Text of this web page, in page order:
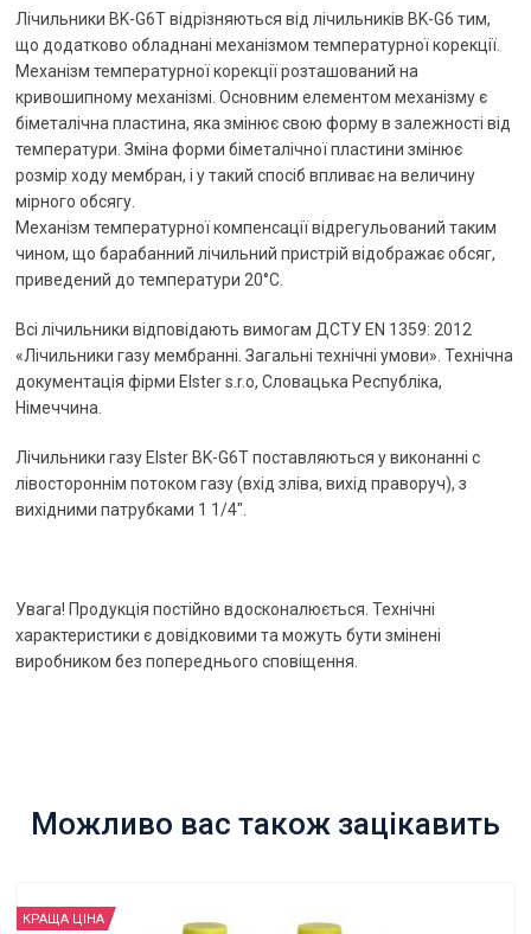
Лічильники BK-G6T відрізняються від лічильників BK-G6 тим,
що додатково обладнані механізмом температурної корекції.
Механізм температурної корекції розташований на
кривошипному механізмі. Основним елементом механізму є
біметалічна пластина, яка змінює свою форму в залежності від
температури. Зміна форми біметалічної пластини змінює
розмір ходу мембран, і у такий спосіб впливає на величину
мірного обсягу.
Механізм температурної компенсації відрегульований таким
чином, що барабанний лічильний пристрій відображає обсяг,
приведений до температури 20°С.
Всі лічильники відповідають вимогам ДСТУ EN 1359: 2012
«Лічильники газу мембранні. Загальні технічні умови». Технічна
документація фірми Elster s.r.o, Словацька Республіка,
Німеччина.
Лічильники газу Elster BK-G6T поставляються у виконанні c
лівостороннім потоком газу (вхід зліва, вихід праворуч), з
вихідними патрубками 1 1/4".
Увага! Продукція постійно вдосконалюється. Технічні
характеристики є довідковими та можуть бути змінені
виробником без попереднього сповіщення.
Можливо вас також зацікавить
КРАЩА ЦІНА